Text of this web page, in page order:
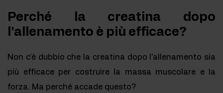
Perché la creatina dopo
l'allenamento è più efficace?
Non c'è dubbio che la creatina dopo l'allenamento sia
più efficace per costruire la massa muscolare e la
forza. Ma perché accade questo?